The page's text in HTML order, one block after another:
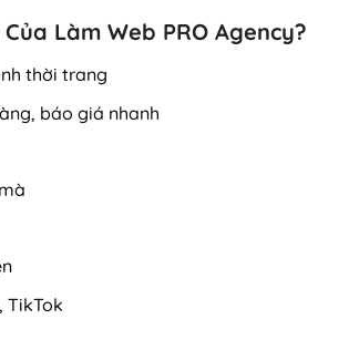
Làm Web PRO Agency?
thời trang
báo giá nhanh
TikTok